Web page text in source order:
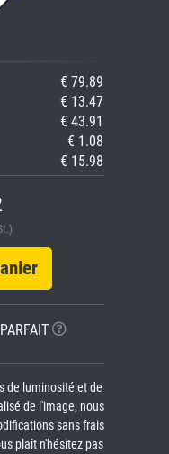
€ 79.89
€ 13.47
€ 43.91
€ 1.08
€ 15.98
de luminosité et de
de l'image, nous
sans frais
plaît n'hésitez pas